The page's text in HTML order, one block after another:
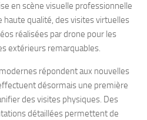
en scène visuelle professionnelle
haute qualité, des visites virtuelles
réalisées par drone pour les
extérieurs remarquables.
répondent aux nouvelles
désormais une première
des visites physiques. Des
détaillées permettent de